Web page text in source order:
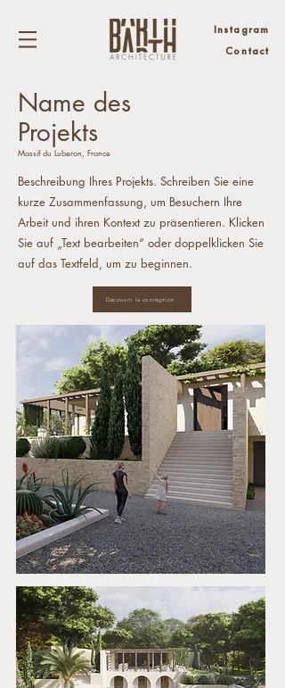
Instagram
Contact
Name des
Projekts
Massif du Luberon, France
Beschreibung Ihres Projekts. Schreiben Sie eine
kurze Zusammenfassung, um Besuchern Ihre
Arbeit und ihren Kontext zu präsentieren. Klicken
Sie auf „Text bearbeiten“ oder doppelklicken Sie
auf das Textfeld, um zu beginnen.
Découvrir la conception